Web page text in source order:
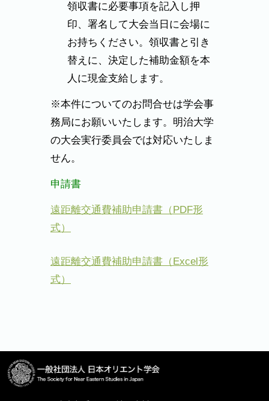
領収書に必要事項を記入し押
印、署名して大会当日に会場に
お持ちください。領収書と引き
替えに、決定した補助金額を本
人に現金支給します。
※本件についてのお問合せは学会事
務局にお願いいたします。明治大学
の大会実行委員会では対応いたしま
せん。
申請書
遠距離交通費補助申請書（PDF形
式）
遠距離交通費補助申請書（Excel形
式）